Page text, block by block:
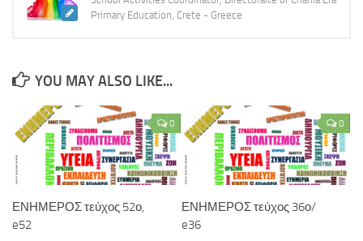
ΚΕ.ΣΥ.Π. Χανίων
Δημοτική Βιβλιοθήκη Χανίων
Πολυθεματικό Δίκτυο Περιβαλλοντικής Αγωγής
Προστασία από Υψηλή Ατμοσφαιρική Ρύπανση
ΚΠΕ Βάμου
Primary Education, Crete - Greece
YOU MAY ALSO LIKE...
0
ΕΝΗΜΕΡΟΣ τεύχος 52ο,
e52
0
ΕΝΗΜΕΡΟΣ τεύχος 36ο/
e36